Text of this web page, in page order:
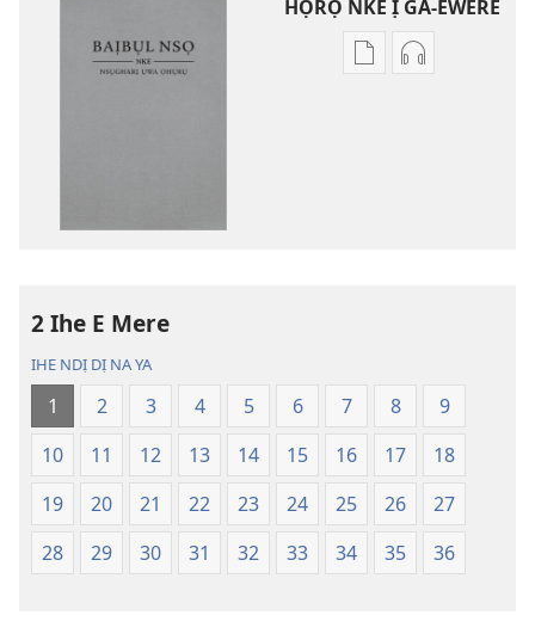
HỌRỌ NKE Ị GA-EWERE
Họrọ
Ọhụrụ
(Nke
E
Degharịrị
n'Afọ 2013)
Họrọ
Ọhụrụ
(Nke
E
Degharịrị
n'Afọ 2013)
2 Ihe E Mere
IHE NDỊ DỊ NA YA
1 2 3 4 5 6 7 8
9
10
11 12 13 14 15 16 17
18
19
20 21 22 23 24 25 26
27
28
29 30 31 32 33 34 35 36